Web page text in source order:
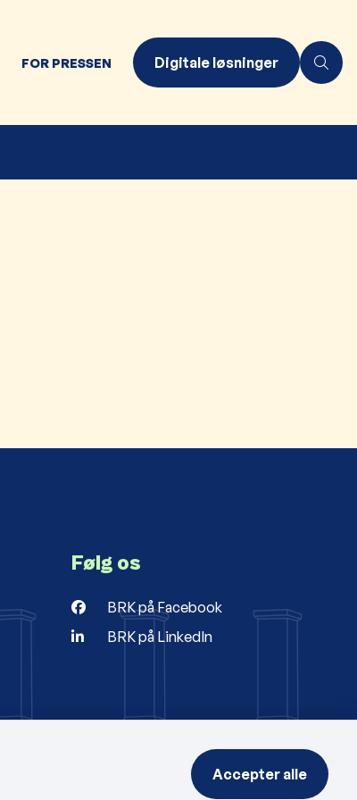
FOR PRESSEN Digitale løsninger
Følg os
BRK på Facebook
BRK på LinkedIn
Accepter alle